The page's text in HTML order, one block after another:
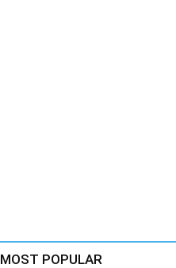
MOST POPULAR